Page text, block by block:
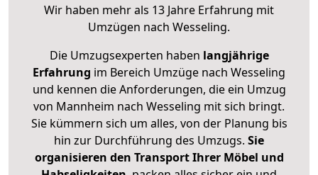
Wir haben mehr als 13 Jahre Erfahrung mit
Umzügen nach Wesseling.
Die Umzugsexperten haben langjährige
Erfahrung im Bereich Umzüge nach Wesseling
und kennen die Anforderungen, die ein Umzug
von Mannheim nach Wesseling mit sich bringt.
Sie kümmern sich um alles, von der Planung bis
hin zur Durchführung des Umzugs. Sie
organisieren den Transport Ihrer Möbel und